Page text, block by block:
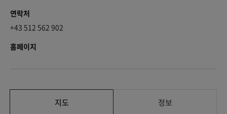
연락처
+43 512 562 902
홈페이지
지도 정보